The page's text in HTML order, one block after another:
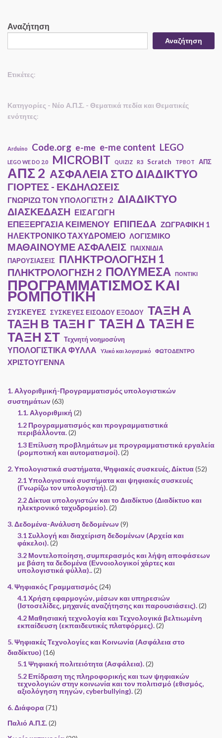
Αναζήτηση
Αναζήτηση
Ετικέτες:
Κατηγορίες - Νέο Α.Π.Σ. - Θεματικά πεδία και Θεματικές
ενότητες:
Arduino Code.org e-me e-me content LEGO
LEGO WE DO 2.0 MICROBIT QUIZIZ R3 Scratch TPBOT ΑΠΣ
ΑΠΣ 2 ΑΣΦΑΛΕΙΑ ΣΤΟ ΔΙΑΔΙΚΤΥΟ
ΓΙΟΡΤΕΣ - ΕΚΔΗΛΩΣΕΙΣ
ΓΝΩΡΙΖΩ ΤΟΝ ΥΠΟΛΟΓΙΣΤΗ 2 ΔΙΑΔΙΚΤΥΟ
ΔΙΑΣΚΕΔΑΣΗ ΕΙΣΑΓΩΓΗ
ΕΠΕΞΕΡΓΑΣΙΑ ΚΕΙΜΕΝΟΥ ΕΠΙΠΕΔΑ ΖΩΓΡΑΦΙΚΗ 1
ΗΛΕΚΤΡΟΝΙΚΟ ΤΑΧΥΔΡΟΜΕΙΟ ΛΟΓΙΣΜΙΚΟ
ΜΑΘΑΙΝΟΥΜΕ ΑΣΦΑΛΕΙΣ ΠΑΙΧΝΙΔΙΑ
ΠΑΡΟΥΣΙΑΣΕΙΣ ΠΛΗΚΤΡΟΛΟΓΗΣΗ 1
ΠΛΗΚΤΡΟΛΟΓΗΣΗ 2 ΠΟΛΥΜΕΣΑ ΠΟΝΤΙΚΙ
ΠΡΟΓΡΑΜΜΑΤΙΣΜΟΣ ΚΑΙ
ΡΟΜΠΟΤΙΚΗ
ΣΥΣΚΕΥΕΣ ΣΥΣΚΕΥΕΣ ΕΙΣΟΔΟΥ ΕΞΟΔΟΥ ΤΑΞΗ Α
ΤΑΞΗ Β ΤΑΞΗ Γ ΤΑΞΗ Δ ΤΑΞΗ Ε
ΤΑΞΗ ΣΤ Τεχνητή νοημοσύνη
ΥΠΟΛΟΓΙΣΤΙΚΑ ΦΥΛΛΑ Υλικό και λογισμικό ΦΩΤΟΔΕΝΤΡΟ
ΧΡΙΣΤΟΥΓΕΝΝΑ
1. Αλγοριθμική-Προγραμματισμός υπολογιστικών
συστημάτων(63)
1.1. Αλγοριθμική (2)
1.2 Προγραμματισμός και προγραμματιστικά
περιβάλλοντα.(2)
1.3 Επίλυση προβλημάτων με προγραμματιστικά εργαλεία
(ρομποτική και αυτοματισμοί).(2)
2. Υπολογιστικά συστήματα, Ψηφιακές συσκευές, Δίκτυα(52)
2.1 Υπολογιστικά συστήματα και ψηφιακές συσκευές
(Γνωρίζω τον υπολογιστή).(2)
2.2 Δίκτυα υπολογιστών και το Διαδίκτυο (Διαδίκτυο και
ηλεκτρονικό ταχυδρομείο).(2)
3. Δεδομένα-Ανάλυση δεδομένων(9)
3.1 Συλλογή και διαχείριση δεδομένων (Αρχεία και
φάκελοι).(2)
3.2 Μοντελοποίηση, συμπερασμός και λήψη αποφάσεων
με βάση τα δεδομένα (Εννοιολογικοί χάρτες και
υπολογιστικά φύλλα)..(2)
4. Ψηφιακός Γραμματισμός(24)
4.1 Χρήση εφαρμογών, μέσων και υπηρεσιών
(Ιστοσελίδες, μηχανές αναζήτησης και παρουσιάσεις).(2)
4.2 Μαθησιακή τεχνολογία και Τεχνολογικά βελτιωμένη
εκπαίδευση (εκπαιδευτικές πλατφόρμες).(2)
5. Ψηφιακές Τεχνολογίες και Κοινωνία (Ασφάλεια στο
διαδίκτυο) (16)
5.1 Ψηφιακή πολιτειότητα (Ασφάλεια).(2)
5.2 Επίδραση της πληροφορικής και των ψηφιακών
τεχνολογιών στην κοινωνία και τον πολιτισμό (εθισμός,
αξιολόγηση πηγών, cyberbullying).(2)
6. Διάφορα(71)
Παλιό Α.Π.Σ.(2)